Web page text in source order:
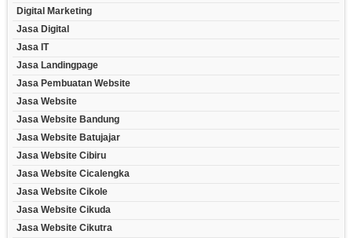
Digital Marketing
Jasa Digital
Jasa IT
Jasa Landingpage
Jasa Pembuatan Website
Jasa Website
Jasa Website Bandung
Jasa Website Batujajar
Jasa Website Cibiru
Jasa Website Cicalengka
Jasa Website Cikole
Jasa Website Cikuda
Jasa Website Cikutra